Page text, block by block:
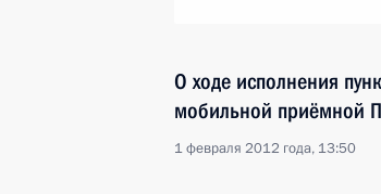
О ходе исполнения
мобильной приёмной
1 февраля 2012 года, 13:50